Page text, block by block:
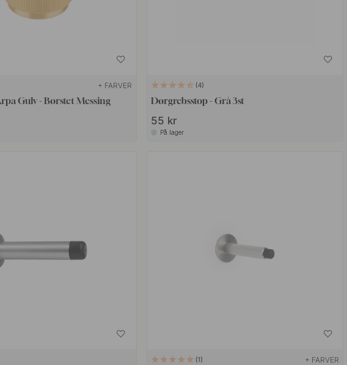
+ FARVER
Gulv - Børstet Messing
4
Dørgrebsstop - Grå 3st
55 kr
På lager
1 + FARVER